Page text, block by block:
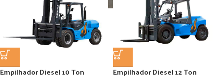
Empilhador Diesel 10 Ton Empilhador Diesel 12 Ton